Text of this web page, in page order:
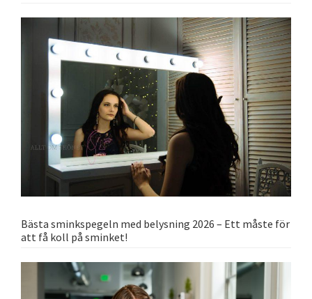
Bästa sminkspegeln med belysning 2026 – Ett måste för
att få koll på sminket!